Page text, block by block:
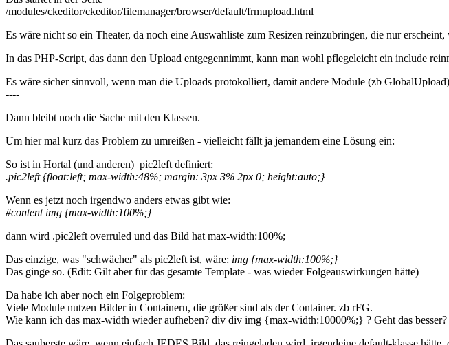
/modules/ckeditor/ckeditor/filemanager/browser/default/frmupload.html
Es wäre nicht so ein Theater, da noch eine Auswahliste zum Resizen reinzubringen, die nur
In das PHP-Script, das dann den Upload entgegennimmt, kann man wohl pflegeleicht ein include
Es wäre sicher sinnvoll, wenn man die Uploads protokolliert, damit andere Module (zb
----
Dann bleibt noch die Sache mit den Klassen.
Um hier mal kurz das Problem zu umreißen - vielleicht fällt ja jemandem eine Lösung ein:
So ist in Hortal (und anderen) pic2left definiert:
.pic2left {float:left; max-width:48%; margin: 3px 3% 2px 0; height:auto;}
Wenn es jetzt noch irgendwo anders etwas gibt wie:
#content img {max-width:100%;}
dann wird .pic2left overruled und das Bild hat max-width:100%;
Das einzige, was "schwächer" als pic2left ist, wäre: img {max-width:100%;}
Das ginge so. (Edit: Gilt aber für das gesamte Template - was wieder Folgeauswirkungen hätte)
Da habe ich aber noch ein Folgeproblem:
Viele Module nutzen Bilder in Containern, die größer sind als der Container. zb rFG.
Wie kann ich das max-width wieder aufheben? div div img {max-width:10000%;} ? Geht das